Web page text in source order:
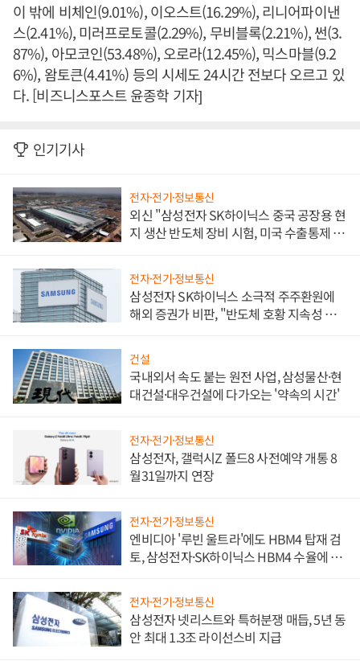
이 밖에 비체인(9.01%), 이오스트(16.29%), 리니어파이낸
스(2.41%), 미러프로토콜(2.29%), 무비블록(2.21%), 썬(3.
87%), 아모코인(53.48%), 오로라(12.45%), 믹스마블(9.2
6%), 왐토큰(4.41%) 등의 시세도 24시간 전보다 오르고 있
다. [비즈니스포스트 윤종학 기자]
인기기사
전자·전기·정보통신
외신 "삼성전자 SK하이닉스 중국 공장용 현
지 생산 반도체 장비 시험, 미국 수출통제 대
전자·전기·정보통신
삼성전자 SK하이닉스 소극적 주주환원에
해외 증권가 비판, "반도체 호황 지속성 의
건설
국내외서 속도 붙는 원전 사업, 삼성물산·현
대건설·대우건설에 다가오는 '약속의 시간'
전자·전기·정보통신
삼성전자, 갤럭시Z 폴드8 사전예약 개통 8
월31일까지 연장
전자·전기·정보통신
엔비디아 '루빈 울트라'에도 HBM4 탑재 검
토, 삼성전자·SK하이닉스 HBM4 수율에 주
전자·전기·정보통신
삼성전자 넷리스트와 특허분쟁 매듭, 5년 동
안 최대 1.3조 라이선스비 지급